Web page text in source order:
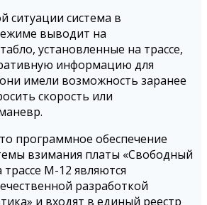
ситуации система в
выводит на
установленные на трассе,
информацию для
имели возможность заранее
скорость или
программное обеспечение
взимания платы «Свободный
М-12 являются
разработкой
и входят в единый реестр